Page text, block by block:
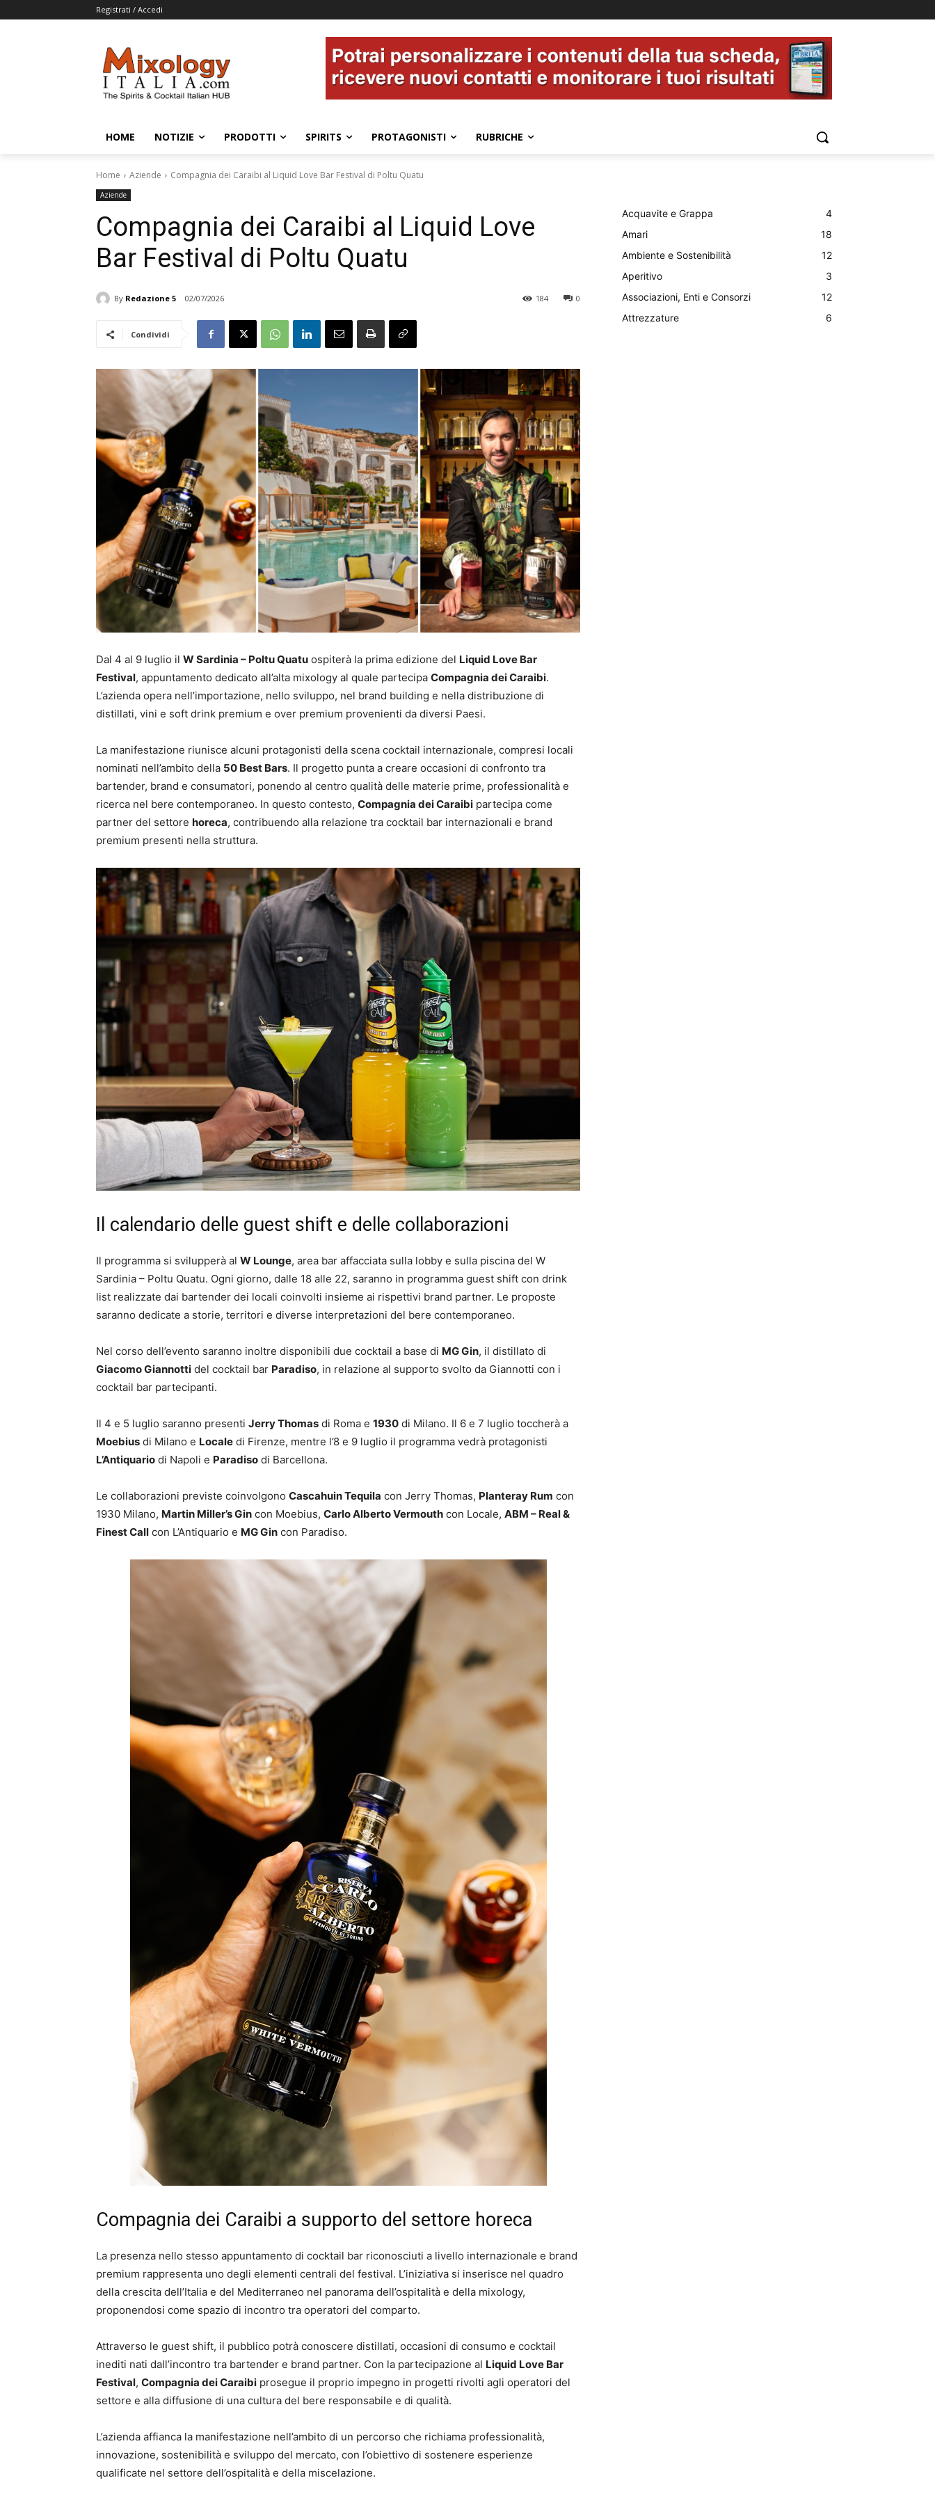
Registrati / Accedi
HOME NOTIZIE PRODOTTI SPIRITS PROTAGONISTI RUBRICHE
Home Aziende Compagnia dei Caraibi al Liquid Love Bar Festival di Poltu Quatu
Aziende
Compagnia dei Caraibi al Liquid Love
Bar Festival di Poltu Quatu
By Redazione 5 02/07/2026 0
184
Condividi
Dal 4 al 9 luglio il W Sardinia – Poltu Quatu ospiterà la prima edizione del Liquid Love Bar
Festival, appuntamento dedicato all’alta mixology al quale partecipa Compagnia dei Caraibi.
L’azienda opera nell’importazione, nello sviluppo, nel brand building e nella distribuzione di
distillati, vini e soft drink premium e over premium provenienti da diversi Paesi.
La manifestazione riunisce alcuni protagonisti della scena cocktail internazionale, compresi locali
nominati nell’ambito della 50 Best Bars. Il progetto punta a creare occasioni di confronto tra
bartender, brand e consumatori, ponendo al centro qualità delle materie prime, professionalità e
ricerca nel bere contemporaneo. In questo contesto, Compagnia dei Caraibi partecipa come
partner del settore horeca, contribuendo alla relazione tra cocktail bar internazionali e brand
premium presenti nella struttura.
Il calendario delle guest shift e delle collaborazioni
Il programma si svilupperà al W Lounge, area bar affacciata sulla lobby e sulla piscina del W
Sardinia – Poltu Quatu. Ogni giorno, dalle 18 alle 22, saranno in programma guest shift con drink
list realizzate dai bartender dei locali coinvolti insieme ai rispettivi brand partner. Le proposte
saranno dedicate a storie, territori e diverse interpretazioni del bere contemporaneo.
Nel corso dell’evento saranno inoltre disponibili due cocktail a base di MG Gin, il distillato di
Giacomo Giannotti del cocktail bar Paradiso, in relazione al supporto svolto da Giannotti con i
cocktail bar partecipanti.
Il 4 e 5 luglio saranno presenti Jerry Thomas di Roma e 1930 di Milano. Il 6 e 7 luglio toccherà a
Moebius di Milano e Locale di Firenze, mentre l’8 e 9 luglio il programma vedrà protagonisti
L’Antiquario di Napoli e Paradiso di Barcellona.
Le collaborazioni previste coinvolgono Cascahuin Tequila con Jerry Thomas, Planteray Rum con
1930 Milano, Martin Miller’s Gin con Moebius, Carlo Alberto Vermouth con Locale, ABM – Real &
Finest Call con L’Antiquario e MG Gin con Paradiso.
Compagnia dei Caraibi a supporto del settore horeca
La presenza nello stesso appuntamento di cocktail bar riconosciuti a livello internazionale e brand
premium rappresenta uno degli elementi centrali del festival. L’iniziativa si inserisce nel quadro
della crescita dell’Italia e del Mediterraneo nel panorama dell’ospitalità e della mixology,
proponendosi come spazio di incontro tra operatori del comparto.
Attraverso le guest shift, il pubblico potrà conoscere distillati, occasioni di consumo e cocktail
inediti nati dall’incontro tra bartender e brand partner. Con la partecipazione al Liquid Love Bar
Festival, Compagnia dei Caraibi prosegue il proprio impegno in progetti rivolti agli operatori del
settore e alla diffusione di una cultura del bere responsabile e di qualità.
L’azienda affianca la manifestazione nell’ambito di un percorso che richiama professionalità,
innovazione, sostenibilità e sviluppo del mercato, con l’obiettivo di sostenere esperienze
qualificate nel settore dell’ospitalità e della miscelazione.
Acquavite e Grappa
4
Amari
18
Ambiente e Sostenibilità
12
Aperitivo
3
Associazioni, Enti e Consorzi
12
Attrezzature
6